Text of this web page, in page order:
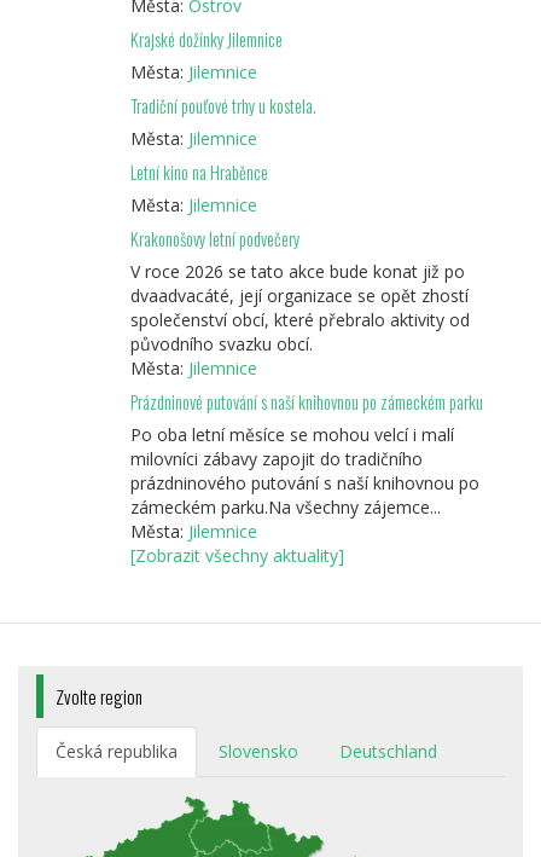
Města: Ostrov
Krajské dožínky Jilemnice
Města: Jilemnice
Tradiční pouťové trhy u kostela.
Města: Jilemnice
Letní kino na Hraběnce
Města: Jilemnice
Krakonošovy letní podvečery
V roce 2026 se tato akce bude konat již po
dvaadvacáté, její organizace se opět zhostí
společenství obcí, které přebralo aktivity od
původního svazku obcí.
Města: Jilemnice
Prázdninové putování s naší knihovnou po zámeckém parku
Po oba letní měsíce se mohou velcí i malí
milovníci zábavy zapojit do tradičního
prázdninového putování s naší knihovnou po
zámeckém parku.Na všechny zájemce...
Města: Jilemnice
[Zobrazit všechny aktuality]
Zvolte region
Česká republika Slovensko Deutschland